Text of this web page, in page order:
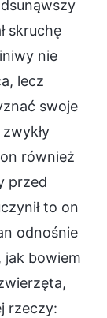
skruchę
nie
lecz
swoje
również
przed
to on
odnośnie
jak bowiem
rzeczy: